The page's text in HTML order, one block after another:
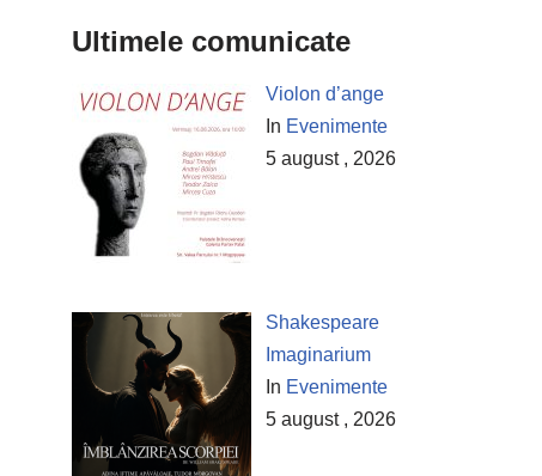
Ultimele comunicate
Violon d’ange
In Evenimente
5 august , 2026
Shakespeare
Imaginarium
In Evenimente
5 august , 2026